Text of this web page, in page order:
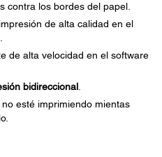
contra los bordes del papel.
de alta calidad en el
de alta velocidad en el software
bidireccional
esté imprimiendo mientas